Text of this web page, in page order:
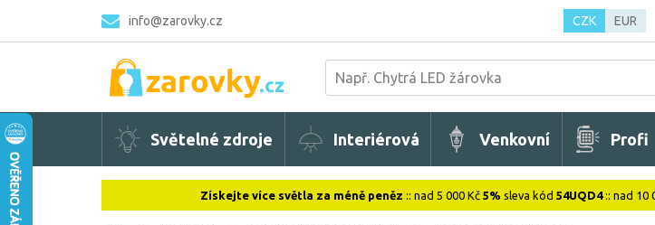
info@zarovky.cz CZK EUR
Světelné zdroje Interiérová Venkovní Profi
Získejte více světla za méně peněz :: nad 5 000 Kč 5% sleva kód 54UQD4:: nad 10